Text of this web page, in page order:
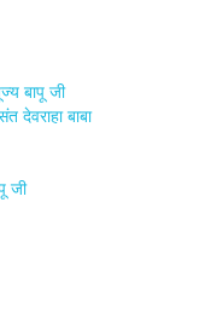
बापू जी
देवराहा बाबा
जी